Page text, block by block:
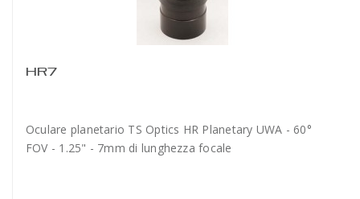
HR7
Oculare planetario TS Optics HR Planetary UWA - 60°
FOV - 1.25" - 7mm di lunghezza focale